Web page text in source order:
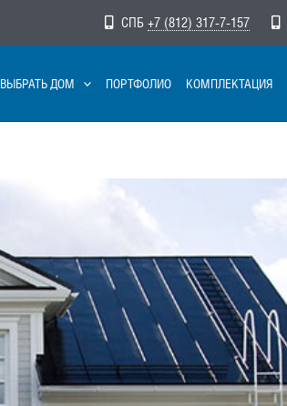
СПБ +7 (812) 317-7-157
ВЫБРАТЬ ДОМ ПОРТФОЛИО КОМПЛЕКТАЦИЯ